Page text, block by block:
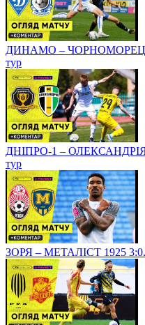
ДИНАМО – ЧОРНОМОРЕЦЬ
тур
ДНІПРО-1 – ОЛЕКСАНДРІЯ.
тур
ЗОРЯ – МЕТАЛІСТ 1925 3:0.